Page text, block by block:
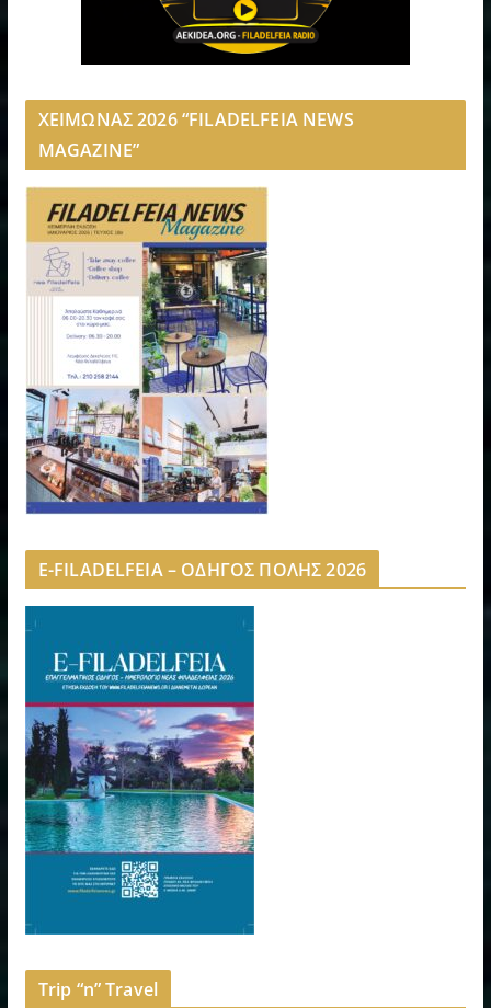
ΧΕΙΜΩΝΑΣ 2026 “FILADELFEIA NEWS
MAGAZINE”
E-FILADELFEIA – ΟΔΗΓΟΣ ΠΟΛΗΣ 2026
Trip “n” Travel